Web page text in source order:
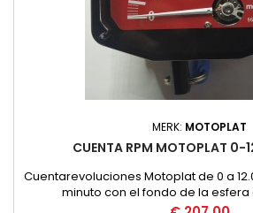
MERK: MOTOPLAT
CUENTA RPM MOTOPLAT 0-
Cuentarevoluciones Motoplat de 0 a
minuto con el fondo de la esfera
Funcionamiento por Induccion, no